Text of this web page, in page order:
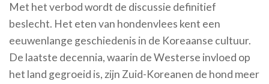
Met het verbod wordt de discussie definitief
beslecht. Het eten van hondenvlees kent een
eeuwenlange geschiedenis in de Koreaanse cultuur.
De laatste decennia, waarin de Westerse invloed op
het land gegroeid is, zijn Zuid-Koreanen de hond meer